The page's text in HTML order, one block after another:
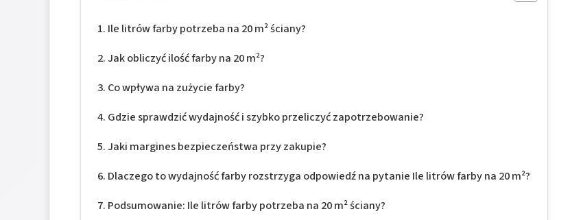
Ile litrów farby potrzeba na 20 m² ściany?
Jak obliczyć ilość farby na 20 m²?
Co wpływa na zużycie farby?
Gdzie sprawdzić wydajność i szybko przeliczyć zapotrzebowanie?
Jaki margines bezpieczeństwa przy zakupie?
Dlaczego to wydajność farby rozstrzyga odpowiedź na pytanie Ile litrów farby na 20 m²?
Podsumowanie: Ile litrów farby potrzeba na 20 m² ściany?